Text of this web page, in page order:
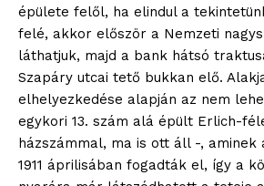
épülete felől, ha elindul a
felé, akkor először a Nemzeti
láthatjuk, majd a bank hátsó
Szapáry utcai tető bukkan elő.
elhelyezkedése alapján az nem
egykori 13. szám alá épült Erlich-
házszámmal, ma is ott áll -,
1911 áprilisában fogadták el, így a